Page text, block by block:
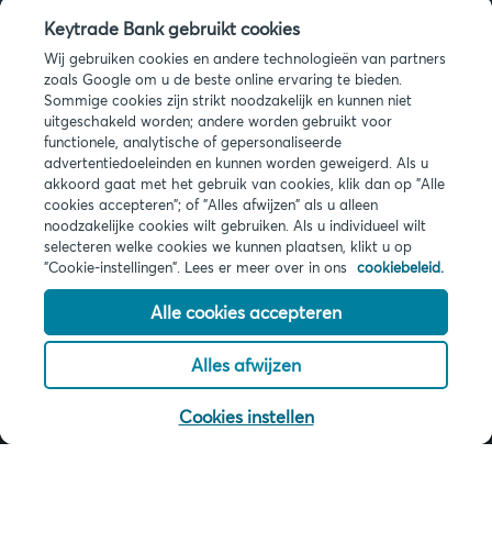
Veelgestelde vragen
Juridische info
Privacy
Cookies
PSD2
Toegankelijkheid
© 2026 Keytrade Bank, Belgisch bijkantoor van Arkéa Direct Bank NV
(Frankrijk), filiaal van Crédit Mutuel Arkéa
Keytrade Bank gebruikt cookies
Wij gebruiken cookies en andere technologieën van partners
zoals Google om u de beste online ervaring te bieden.
Sommige cookies zijn strikt noodzakelijk en kunnen niet
uitgeschakeld worden; andere worden gebruikt voor
functionele, analytische of gepersonaliseerde
advertentiedoeleinden en kunnen worden geweigerd. Als u
akkoord gaat met het gebruik van cookies, klik dan op "Alle
cookies accepteren"; of "Alles afwijzen" als u alleen
noodzakelijke cookies wilt gebruiken. Als u individueel wilt
selecteren welke cookies we kunnen plaatsen, klikt u op
"Cookie-instellingen". Lees er meer over in ons cookiebeleid.
Alle cookies accepteren
Alles afwijzen
Cookies instellen